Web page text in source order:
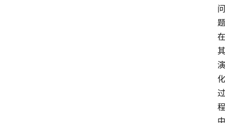
问
题
在
其
演
化
过
程
中